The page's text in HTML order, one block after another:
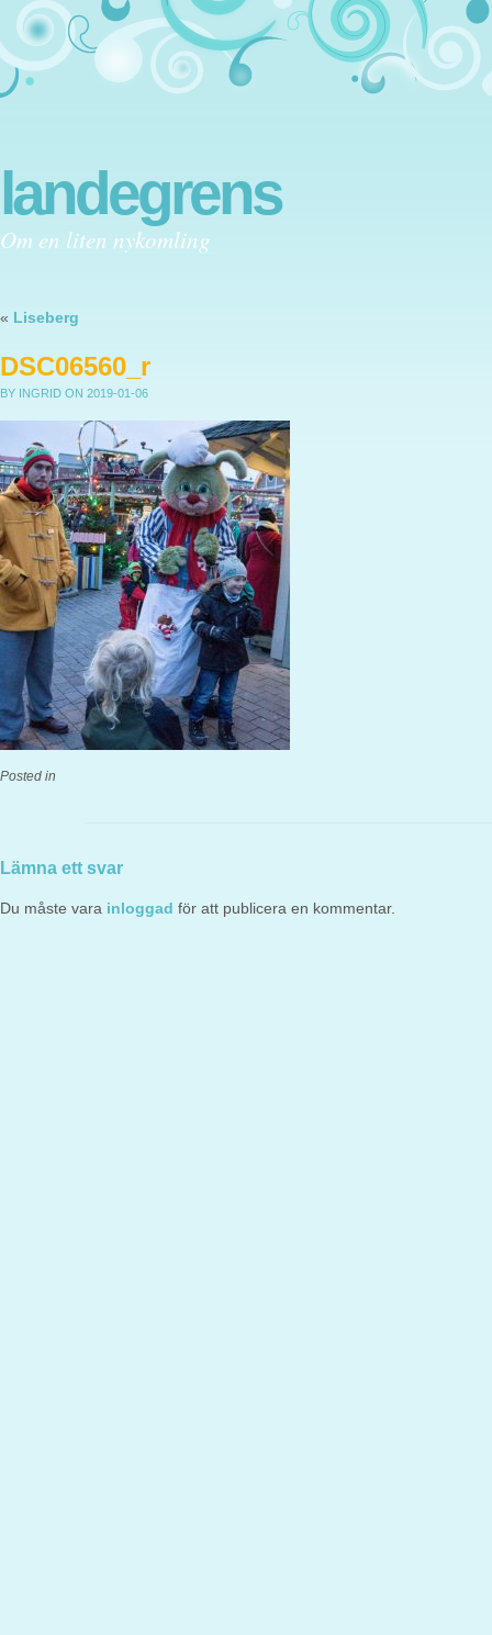
landegrens
Om en liten nykomling
« Liseberg
DSC06560_r
BY INGRID ON 2019-01-06
Posted in
Lämna ett svar
Du måste vara inloggad för att publicera en kommentar.